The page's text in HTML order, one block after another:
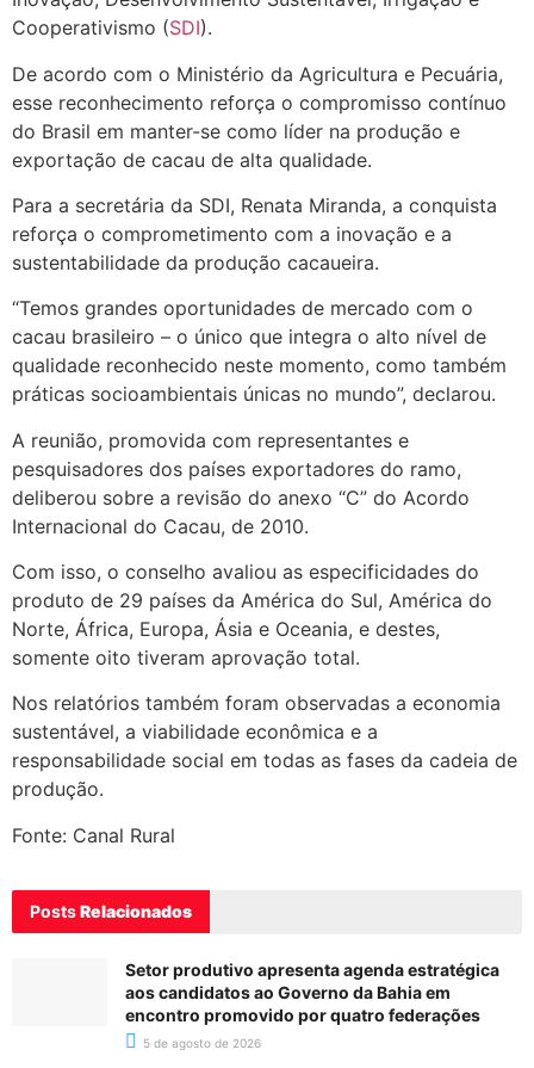
Cooperativismo (SDI).
De acordo com o Ministério da Agricultura e Pecuária,
esse reconhecimento reforça o compromisso contínuo
do Brasil em manter-se como líder na produção e
exportação de cacau de alta qualidade.
Para a secretária da SDI, Renata Miranda, a conquista
reforça o comprometimento com a inovação e a
sustentabilidade da produção cacaueira.
“Temos grandes oportunidades de mercado com o
cacau brasileiro – o único que integra o alto nível de
qualidade reconhecido neste momento, como também
práticas socioambientais únicas no mundo”, declarou.
A reunião, promovida com representantes e
pesquisadores dos países exportadores do ramo,
deliberou sobre a revisão do anexo “C” do Acordo
Internacional do Cacau, de 2010.
Com isso, o conselho avaliou as especificidades do
produto de 29 países da América do Sul, América do
Norte, África, Europa, Ásia e Oceania, e destes,
somente oito tiveram aprovação total.
Nos relatórios também foram observadas a economia
sustentável, a viabilidade econômica e a
responsabilidade social em todas as fases da cadeia de
produção.
Fonte: Canal Rural
PostsRelacionados
Setor produtivo apresenta agenda estratégica
aos candidatos ao Governo da Bahia em
encontro promovido por quatro federações
5 de agosto de 2026